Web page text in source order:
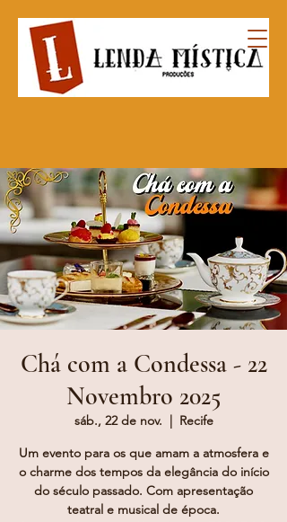
Chá com a Condessa - 22
Novembro 2025
sáb., 22 de nov.
  |
Recife
Um evento para os que amam a atmosfera e
o charme dos tempos da elegância do início
do século passado. Com apresentação
teatral e musical de época.